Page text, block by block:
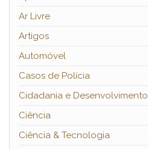
Ar Livre
Artigos
Automóvel
Casos de Polícia
Cidadania e Desenvolvimento
Ciência
Ciência & Tecnologia